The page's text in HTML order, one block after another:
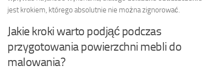
jest krokiem, którego absolutnie nie można zignorować.
Jakie kroki warto podjąć podczas
przygotowania powierzchni mebli do
malowania?